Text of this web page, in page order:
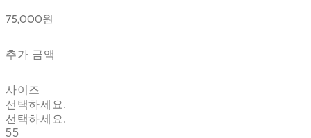
75,000원
추가 금액
사이즈
선택하세요.
선택하세요.
55